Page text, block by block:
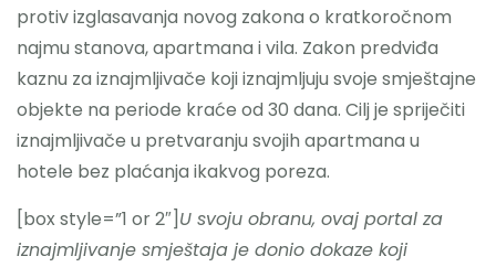
Tehnologija Za
Cijene
Akademija
O nama
Hotel Audit
protiv izglasavanja novog zakona o kratkoročnom
najmu stanova, apartmana i vila. Zakon predviđa
kaznu za iznajmljivače koji iznajmljuju svoje smještajne
objekte na periode kraće od 30 dana. Cilj je spriječiti
iznajmljivače u pretvaranju svojih apartmana u
hotele bez plaćanja ikakvog poreza.
[box style=”1 or 2″]U svoju obranu, ovaj portal za
iznajmljivanje smještaja je donio dokaze koji